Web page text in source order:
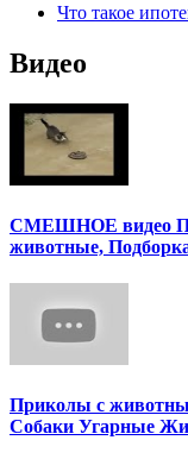
Что такое
Видео
СМЕШНОЕ видео
животные,
Приколы с
Собаки Угарные